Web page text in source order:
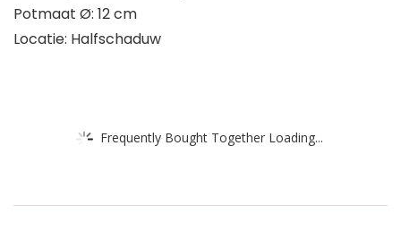
Potmaat Ø: 12 cm
Locatie: Halfschaduw
Frequently Bought Together Loading...